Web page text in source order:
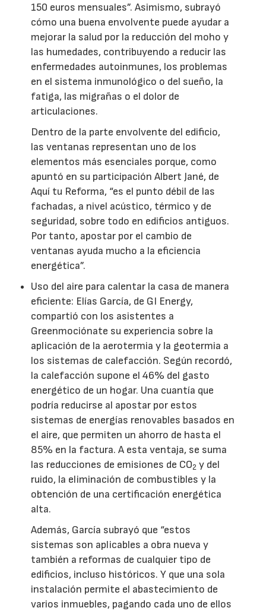
150 euros mensuales”. Asimismo, subrayó
cómo una buena envolvente puede ayudar a
mejorar la salud por la reducción del moho y
las humedades, contribuyendo a reducir las
enfermedades autoinmunes, los problemas
en el sistema inmunológico o del sueño, la
fatiga, las migrañas o el dolor de
articulaciones.
Dentro de la parte envolvente del edificio,
las ventanas representan uno de los
elementos más esenciales porque, como
apuntó en su participación Albert Jané, de
Aquí tu Reforma, “es el punto débil de las
fachadas, a nivel acústico, térmico y de
seguridad, sobre todo en edificios antiguos.
Por tanto, apostar por el cambio de
ventanas ayuda mucho a la eficiencia
energética”.
Uso del aire para calentar la casa de manera
eficiente: Elías García, de GI Energy,
compartió con los asistentes a
Greenmociónate su experiencia sobre la
aplicación de la aerotermia y la geotermia a
los sistemas de calefacción. Según recordó,
la calefacción supone el 46% del gasto
energético de un hogar. Una cuantía que
podría reducirse al apostar por estos
sistemas de energías renovables basados en
el aire, que permiten un ahorro de hasta el
85% en la factura. A esta ventaja, se suma
las reducciones de emisiones de CO2 y del
ruido, la eliminación de combustibles y la
obtención de una certificación energética
alta.
Además, García subrayó que “estos
sistemas son aplicables a obra nueva y
también a reformas de cualquier tipo de
edificios, incluso históricos. Y que una sola
instalación permite el abastecimiento de
varios inmuebles, pagando cada uno de ellos